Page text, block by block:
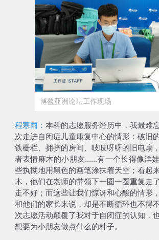
博鳌亚洲论坛工作现场
程寒雨： 本科的志愿服务经历中，我最难
次走进自闭症儿童康复中心的情形：破旧
铁栅栏、拥挤的房间、吱吱呀呀的旧电扇
者表情麻木的小朋友......有一个长得像洋
些执拗地用黑色的画笔涂抹着天空；看起
木，他们在老师的带领下一圈一圈重复走
走不好； 而这些让我们惊讶和心酸的情形
和他们的家长来说，却是不断循环也不得
次志愿活动颠覆了我对于自闭症的认知，
想要为小朋友做点什么的种子。